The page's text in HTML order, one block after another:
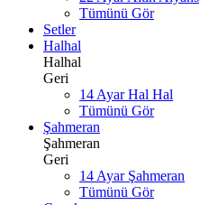
Tümünü Gör
Setler
Halhal
Halhal
Geri
14 Ayar Hal Hal
Tümünü Gör
Şahmeran
Şahmeran
Geri
14 Ayar Şahmeran
Tümünü Gör